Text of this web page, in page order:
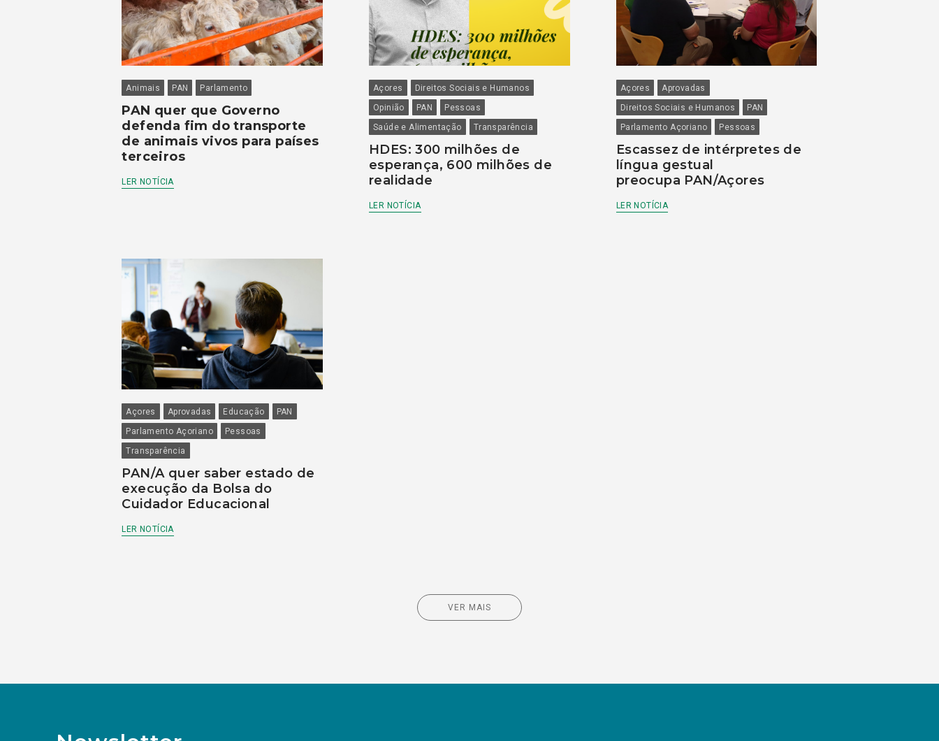
Animais PAN Parlamento
PAN quer que Governo
defenda fim do transporte
de animais vivos para países
terceiros
LER NOTÍCIA
Açores
Direitos Sociais e Humanos
Opinião
PAN
Pessoas
Saúde e Alimentação
Transparência
HDES: 300 milhões de
esperança, 600 milhões de
realidade
LER NOTÍCIA
Açores
Aprovadas
Direitos Sociais e Humanos
PAN
Parlamento Açoriano
Pessoas
Escassez de intérpretes de
língua gestual
preocupa PAN/Açores
LER NOTÍCIA
Açores Aprovadas Educação
PAN
Parlamento Açoriano
Pessoas
Transparência
PAN/A quer saber estado de
execução da Bolsa do
Cuidador Educacional
LER NOTÍCIA
VER MAIS